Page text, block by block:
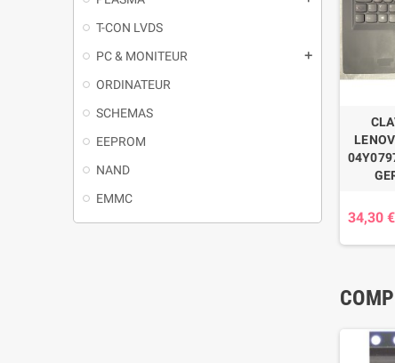
T-CON LVDS
PC & MONITEUR
ORDINATEUR
SCHEMAS
EEPROM
NAND
EMMC
34,30 €